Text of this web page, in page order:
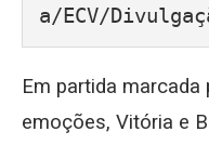
a/ECV/
Em partida
emoções, Vitória e